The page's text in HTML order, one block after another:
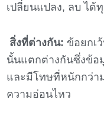
เปลี่ยนแปลง, ลบ ได้
สิ่งที่ต่างกัน: ข้อยกเ
นั้นแตกต่างกันซึ่งข้อ
และมีโทษที่หนักกว่า
ความอ่อนไหว